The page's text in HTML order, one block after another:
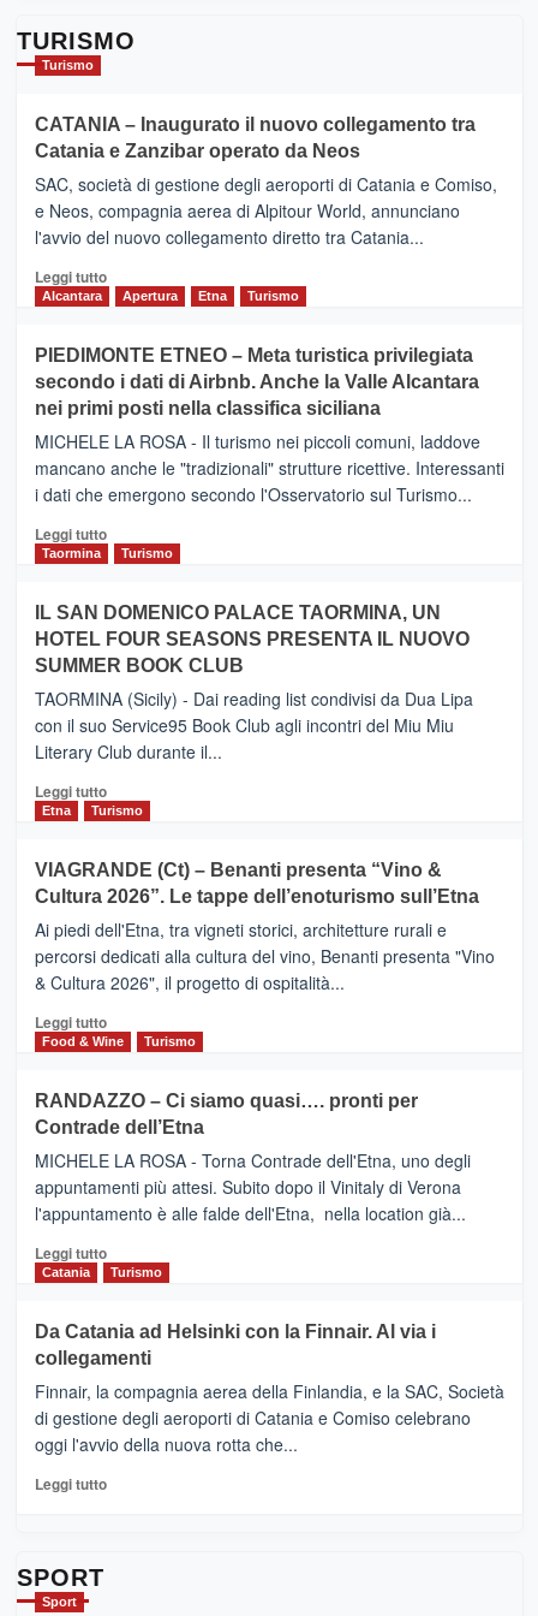
TURISMO
Turismo
CATANIA – Inaugurato il nuovo collegamento tra
Catania e Zanzibar operato da Neos
SAC, società di gestione degli aeroporti di Catania e Comiso,
e Neos, compagnia aerea di Alpitour World, annunciano
l'avvio del nuovo collegamento diretto tra Catania...
Leggi tuttoLeggi
CATANIA
–
Inaugurato
il
nuovo
collegamento
tra
e
Zanzibar
da
Neos
Alcantara Apertura Etna Turismo
PIEDIMONTE ETNEO – Meta turistica privilegiata
secondo i dati di Airbnb. Anche la Valle Alcantara
nei primi posti nella classifica siciliana
MICHELE LA ROSA - Il turismo nei piccoli comuni, laddove
mancano anche le "tradizionali" strutture ricettive. Interessanti
i dati che emergono secondo l'Osservatorio sul Turismo...
Leggi tuttoLeggi
PIEDIMONTE
ETNEO
–
Meta
turistica
privilegiata
secondo
dati
di
Anche
la
Alcantara
nei
primi
nella
classifica
Taormina Turismo
IL SAN DOMENICO PALACE TAORMINA, UN
HOTEL FOUR SEASONS PRESENTA IL NUOVO
SUMMER BOOK CLUB
TAORMINA (Sicily) - Dai reading list condivisi da Dua Lipa
con il suo Service95 Book Club agli incontri del Miu Miu
Literary Club durante il...
Leggi tuttoLeggi
di
IL
SAN
DOMENICO
PALACE
TAORMINA,
UN
HOTEL
FOUR
IL
NUOVO
SUMMER
CLUB
Etna Turismo
VIAGRANDE (Ct) – Benanti presenta “Vino &
Cultura 2026”. Le tappe dell’enoturismo sull’Etna
Ai piedi dell'Etna, tra vigneti storici, architetture rurali e
percorsi dedicati alla cultura del vino, Benanti presenta "Vino
& Cultura 2026", il progetto di ospitalità...
Leggi tuttoLeggi
di
VIAGRANDE
(Ct)
–
Benanti
presenta
“Vino
&
Cultura
tappe
dell’enoturismo
Food & Wine Turismo
RANDAZZO – Ci siamo quasi…. pronti per
Contrade dell’Etna
MICHELE LA ROSA - Torna Contrade dell'Etna, uno degli
appuntamenti più attesi. Subito dopo il Vinitaly di Verona
l'appuntamento è alle falde dell'Etna, nella location già...
Leggi tuttoLeggi
di
RANDAZZO
–
Ci
siamo
quasi….
pronti
per
Catania Turismo
Da Catania ad Helsinki con la Finnair. Al via i
collegamenti
Finnair, la compagnia aerea della Finlandia, e la SAC, Società
di gestione degli aeroporti di Catania e Comiso celebrano
oggi l'avvio della nuova rotta che...
Leggi tuttoLeggi
SPORT
Sport